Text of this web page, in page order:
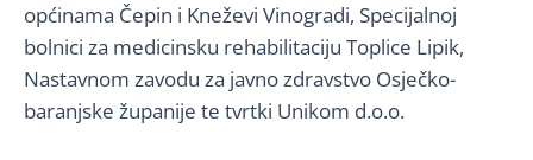
općinama Čepin i Kneževi Vinogradi, Specijalnoj
bolnici za medicinsku rehabilitaciju Toplice Lipik,
Nastavnom zavodu za javno zdravstvo Osječko-
baranjske županije te tvrtki Unikom d.o.o.